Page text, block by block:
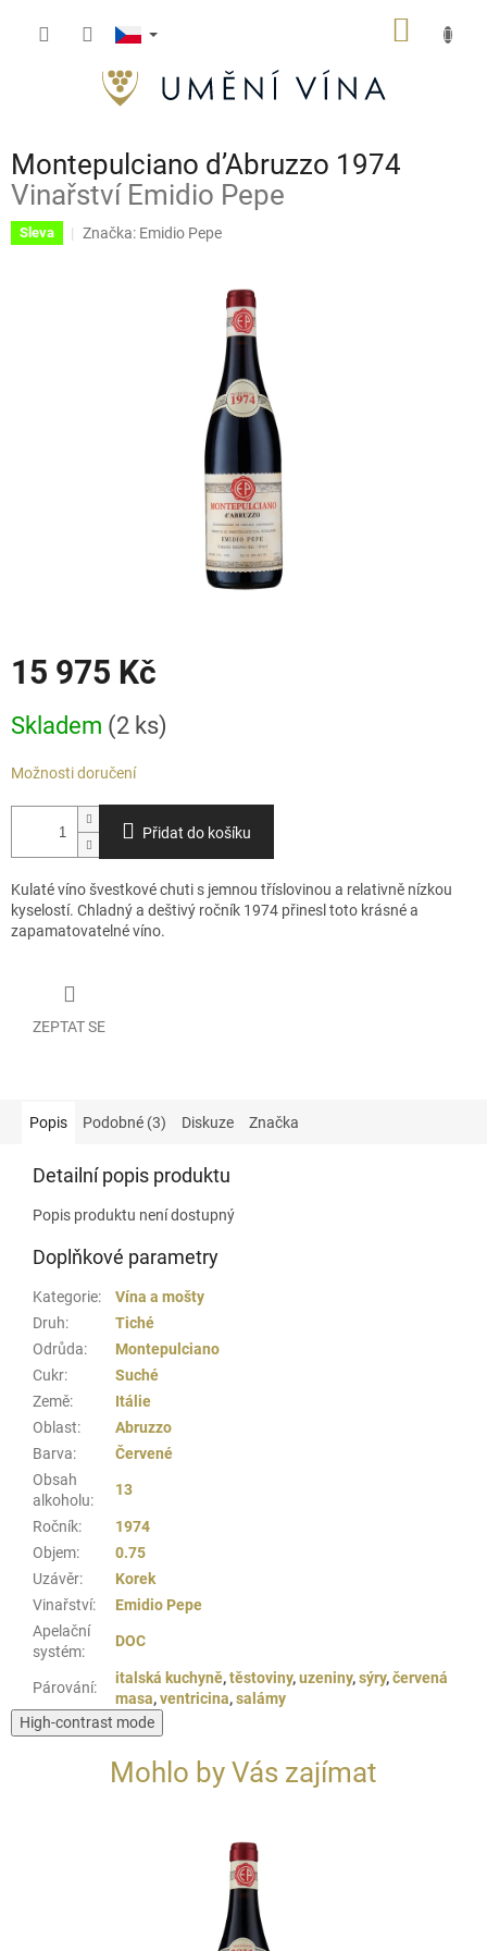
Montepulciano d’Abruzzo 1974
Vinařství Emidio Pepe
Sleva Značka: Emidio Pepe
15 975 Kč
cena:
Skladem (2 ks)
Možnosti doručení
Přidat do košíku
Kulaté víno švestkové chuti s jemnou tříslovinou a relativně nízkou
kyselostí. Chladný a deštivý ročník 1974 přinesl toto krásné a
zapamatovatelné víno.
ZEPTAT SE
Popis Podobné (3) Diskuze Značka
Detailní popis produktu
Popis produktu není dostupný
Doplňkové parametry
Kategorie:
Vína a mošty
Druh:
Tiché
Odrůda:
Montepulciano
Cukr:
Suché
Země:
Itálie
Oblast:
Abruzzo
Barva:
Červené
Obsah
alkoholu:
13
Ročník:
1974
Objem:
0.75
Uzávěr:
Korek
Vinařství:
Emidio Pepe
Apelační
systém:
DOC
Párování:
italská kuchyně,těstoviny,uzeniny,sýry,červená
masa,ventricina,salámy
High-contrast mode
Mohlo by Vás zajímat